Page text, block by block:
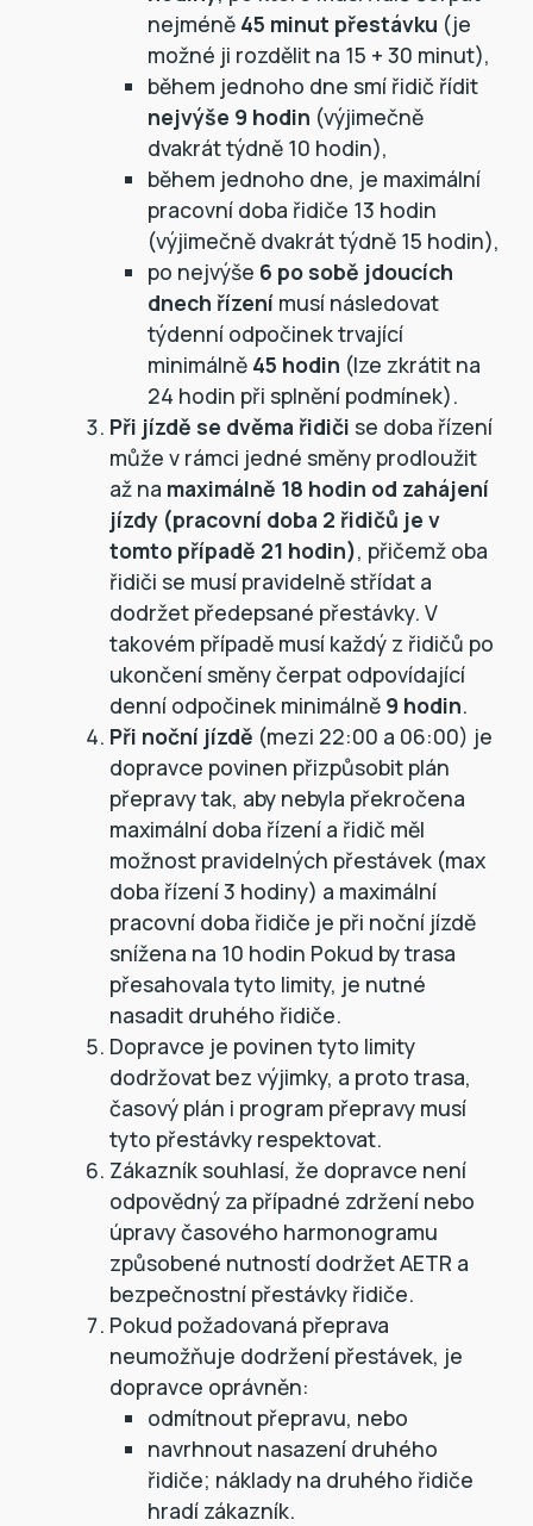
nejméně 45 minut přestávku (je
možné ji rozdělit na 15 + 30 minut),
během jednoho dne smí řidič řídit
nejvýše 9 hodin (výjimečně
dvakrát týdně 10 hodin),
během jednoho dne, je maximální
pracovní doba řidiče 13 hodin
(výjimečně dvakrát týdně 15 hodin),
po nejvýše 6 po sobě jdoucích
dnech řízení musí následovat
týdenní odpočinek trvající
minimálně 45 hodin (lze zkrátit na
24 hodin při splnění podmínek).
Při jízdě se dvěma řidiči se doba řízení
může v rámci jedné směny prodloužit
až na maximálně 18 hodin od zahájení
jízdy (pracovní doba 2 řidičů je v
tomto případě 21 hodin), přičemž oba
řidiči se musí pravidelně střídat a
dodržet předepsané přestávky. V
takovém případě musí každý z řidičů po
ukončení směny čerpat odpovídající
denní odpočinek minimálně 9 hodin.
Při noční jízdě (mezi 22:00 a 06:00) je
dopravce povinen přizpůsobit plán
přepravy tak, aby nebyla překročena
maximální doba řízení a řidič měl
možnost pravidelných přestávek (max
doba řízení 3 hodiny) a maximální
pracovní doba řidiče je při noční jízdě
snížena na 10 hodin Pokud by trasa
přesahovala tyto limity, je nutné
nasadit druhého řidiče.
Dopravce je povinen tyto limity
dodržovat bez výjimky, a proto trasa,
časový plán i program přepravy musí
tyto přestávky respektovat.
Zákazník souhlasí, že dopravce není
odpovědný za případné zdržení nebo
úpravy časového harmonogramu
způsobené nutností dodržet AETR a
bezpečnostní přestávky řidiče.
Pokud požadovaná přeprava
neumožňuje dodržení přestávek, je
dopravce oprávněn:
odmítnout přepravu, nebo
navrhnout nasazení druhého
řidiče; náklady na druhého řidiče
hradí zákazník.